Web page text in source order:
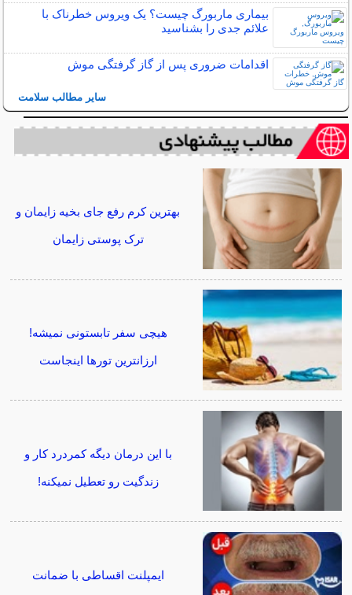
بیماری ماربورگ چیست؟ یک ویروس خطرناک با
علائم جدی را بشناسید
اقدامات ضروری پس از گاز گرفتگی موش
سایر مطالب سلامت
بهترین کرم رفع جای بخیه زایمان و
ترک پوستی زایمان
هیچی سفر تابستونی نمیشه!
ارزانترین تورها اینجاست
با این درمان دیگه کمردرد کار و
زندگیت رو تعطیل نمیکنه!
ایمپلنت اقساطی با ضمانت